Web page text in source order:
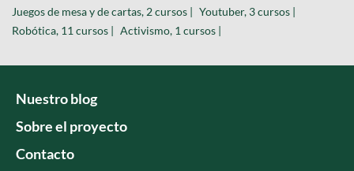
Juegos de mesa y de cartas, 2 cursos | Youtuber, 3 cursos |
Robótica, 11 cursos | Activismo, 1 cursos |
Nuestro blog
Sobre el proyecto
Contacto